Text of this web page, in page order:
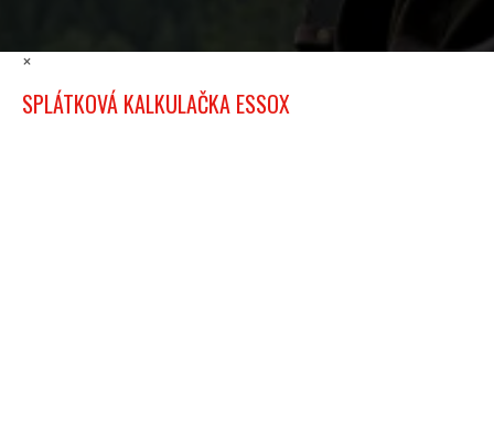
×
SPLÁTKOVÁ KALKULAČKA ESSOX